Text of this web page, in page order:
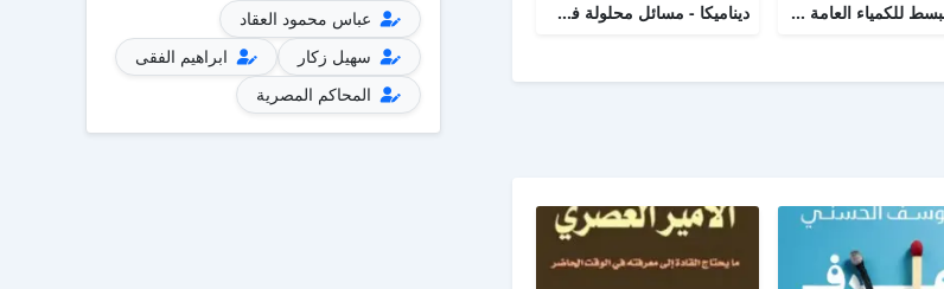
شرح مبسط للكمياء العامة college chemistry ديناميكا - مسائل محلولة في الحركة الخطية
عباس محمود العقاد
سهيل زكار
ابراهيم الفقى
المحاكم المصرية